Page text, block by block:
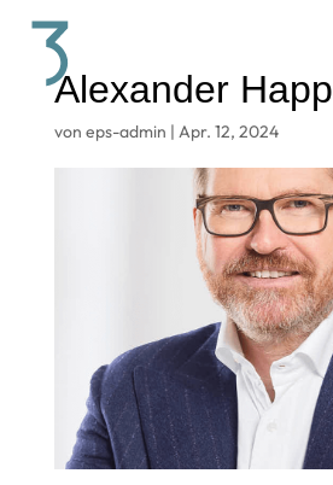
Alexander Happ
von eps-admin | Apr. 12, 2024